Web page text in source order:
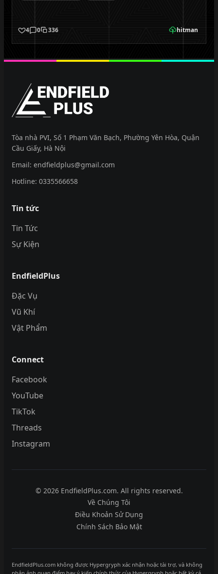
4 0 336 hitman
EndfieldPlus
Tòa nhà PVI, Số 1 Phạm Văn Bạch, Phường Yên Hòa, Quận
Cầu Giấy, Hà Nội
Email: endfieldplus@gmail.com
Hotline: 0335566658
Tin tức
Tin Tức
Sự Kiện
EndfieldPlus
Đặc Vụ
Vũ Khí
Vật Phẩm
Connect
Facebook
YouTube
TikTok
Threads
Instagram
© 2026 EndfieldPlus.com. All rights reserved.
Về Chúng Tôi
Điều Khoản Sử Dụng
Chính Sách Bảo Mật
EndfieldPlus.com không được Hypergryph xác nhận hoặc tài trợ, và không